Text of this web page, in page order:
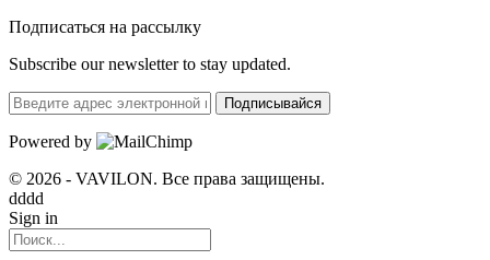
Подписаться на рассылку
Subscribe our newsletter to stay updated.
Подписывайся
Powered by
© 2026 - VAVILON. Все права защищены.
dddd
Sign in